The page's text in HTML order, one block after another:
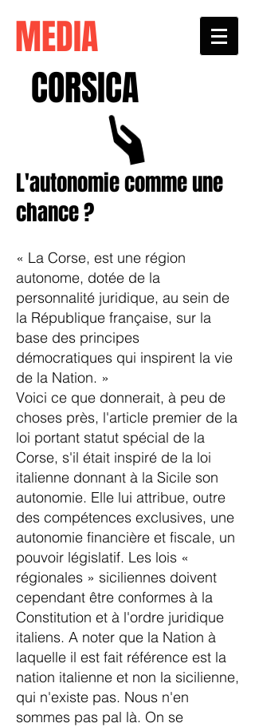
MEDIA
CORSICA
L'autonomie comme une
chance ?
« La Corse, est une région
autonome, dotée de la
personnalité juridique, au sein de
la République française, sur la
base des principes
démocratiques qui inspirent la vie
de la Nation. »
Voici ce que donnerait, à peu de
choses près, l'article premier de la
loi portant statut spécial de la
Corse, s'il était inspiré de la loi
italienne donnant à la Sicile son
autonomie. Elle lui attribue, outre
des compétences exclusives, une
autonomie financière et fiscale, un
pouvoir législatif. Les lois «
régionales » siciliennes doivent
cependant être conformes à la
Constitution et à l'ordre juridique
italiens. A noter que la Nation à
laquelle il est fait référence est la
nation italienne et non la sicilienne,
qui n'existe pas. Nous n'en
sommes pas pal là. On se